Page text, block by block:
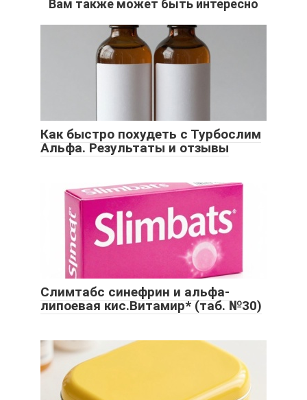
Вам также может быть интересно
Как быстро похудеть с Турбослим
Альфа. Результаты и отзывы
Слимтабс синефрин и альфа-
липоевая кис.Витамир* (таб. №30)